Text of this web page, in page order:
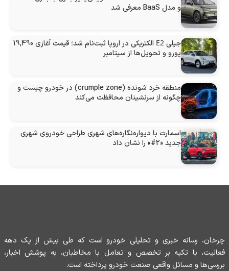
و مدل BaaS معرفی شد
جیلی E2
الکتریکی در اروپا ثبت‌نام شد؛ قیمت آغازی 19,490
یورو و تحویل‌ها از سپتامبر
منطقه خرد شونده (crumple zone) در خودرو چیست و
چگونه از سرنشینان محافظت می‌کند
اسمارت با دیواره‌نگاره‌های شهری طراحی خودروی شهری
جدید «2#» را نشان داد
چرخان، رسانه خبری و تحلیلی خودرو است که طی بیش از یک دهه
فعالیت، با تکیه بر تخصص و تعامل با مخاطبان، به پوشش اخبار،
بررسی‌ها و مسائل واقعی صنعت خودرو پرداخته است.